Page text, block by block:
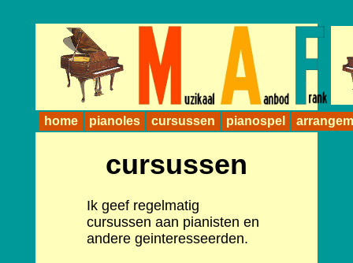
home pianoles cursussen pianospel
cursussen
Ik geef regelmatig
cursussen aan pianisten en
andere geinteresseerden.